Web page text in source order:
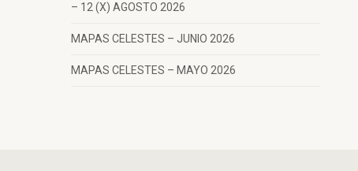
– 12 (X) AGOSTO 2026
MAPAS CELESTES – JUNIO 2026
MAPAS CELESTES – MAYO 2026